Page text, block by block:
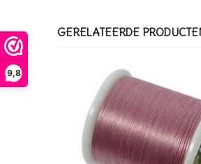
9,8
GERELATEERDE